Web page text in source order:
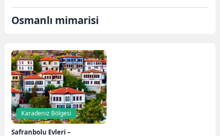
Osmanlı mimarisi
Karadeniz Bölgesi
Safranbolu Evleri –